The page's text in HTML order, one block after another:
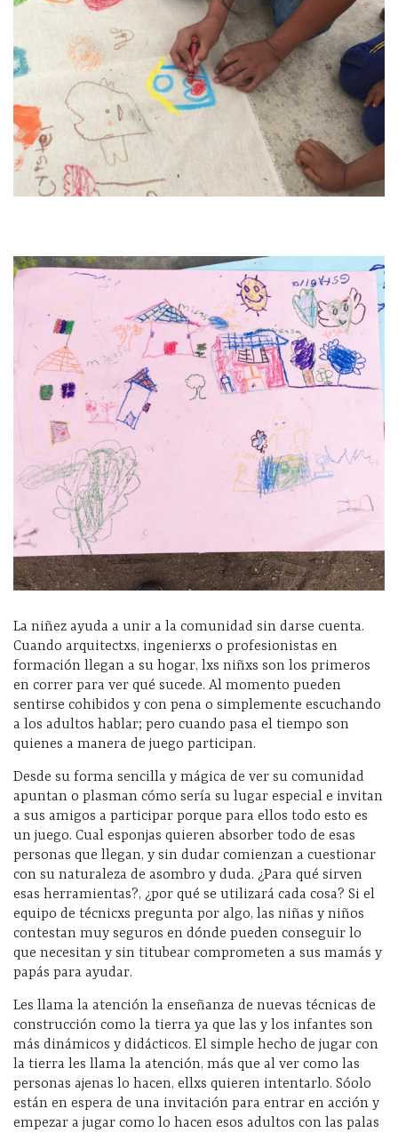
La niñez ayuda a unir a la comunidad sin darse cuenta.
Cuando arquitectxs, ingenierxs o profesionistas en
formación llegan a su hogar, lxs niñxs son los primeros
en correr para ver qué sucede. Al momento pueden
sentirse cohibidos y con pena o simplemente escuchando
a los adultos hablar; pero cuando pasa el tiempo son
quienes a manera de juego participan.
Desde su forma sencilla y mágica de ver su comunidad
apuntan o plasman cómo sería su lugar especial e invitan
a sus amigos a participar porque para ellos todo esto es
un juego. Cual esponjas quieren absorber todo de esas
personas que llegan, y sin dudar comienzan a cuestionar
con su naturaleza de asombro y duda. ¿Para qué sirven
esas herramientas?, ¿por qué se utilizará cada cosa? Si el
equipo de técnicxs pregunta por algo, las niñas y niños
contestan muy seguros en dónde pueden conseguir lo
que necesitan y sin titubear comprometen a sus mamás y
papás para ayudar.
Les llama la atención la enseñanza de nuevas técnicas de
construcción como la tierra ya que las y los infantes son
más dinámicos y didácticos. El simple hecho de jugar con
la tierra les llama la atención, más que al ver como las
personas ajenas lo hacen, ellxs quieren intentarlo. Sóolo
están en espera de una invitación para entrar en acción y
empezar a jugar como lo hacen esos adultos con las palas